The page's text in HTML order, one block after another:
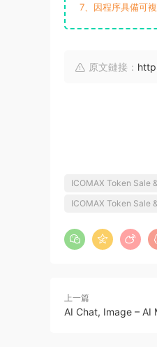
7、因程序具備可
原文鏈接：
ICOMAX Token Sale
ICOMAX Token Sale
上一篇
AI Chat, Image – AI